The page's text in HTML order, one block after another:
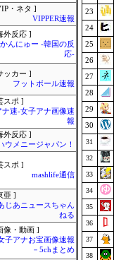
・ネタ ]
VIPPER速報
外反応 ]
かんにゅー -韓国の反
応-
ッカー ]
フットボール速報
スポ ]
ナ速‐女子アナ画像速
報
外反応 ]
ウメニージャパン！
スポ ]
mashlife通信
亜 ]
じあニュースちゃん
ねる
像・動画 ]
子アナお宝画像速報
－5chまとめ
23
24
25
26
27
28
29
30
31
32
33
34
35
36
37
38